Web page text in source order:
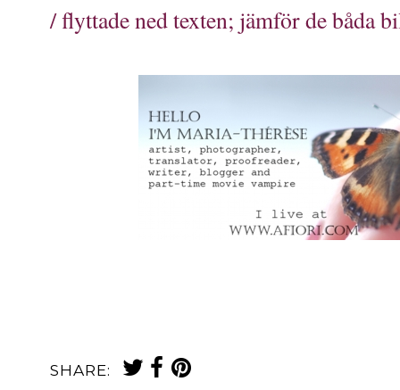
/ flyttade ned texten; jämför de båda
SHARE: